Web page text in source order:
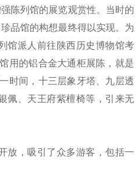
陈列馆的展览观赏性。当时的
品馆的构想最终得以实现。为
馆派人前往陕西历史博物馆考
用的铝合金大通柜展陈，就是
时间，十三层象牙塔、九层透
佩、天王府紫檀椅等，引来无
放，吸引了众多游客，包括一